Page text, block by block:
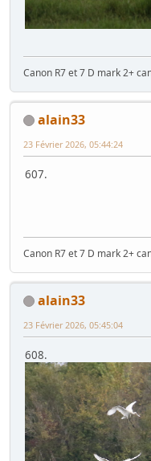
Canon R7 et 7 D mark 2+
alain33
23 Février 2026, 05:44:24
607.
Canon R7 et 7 D mark 2+
alain33
23 Février 2026, 05:45:04
608.